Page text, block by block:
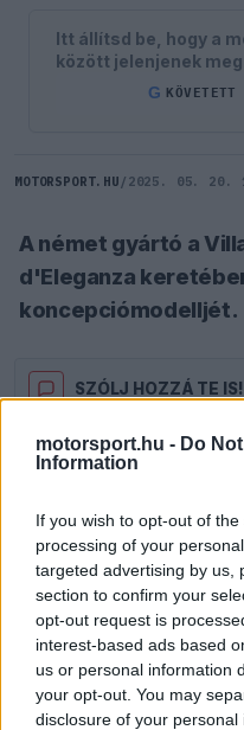
motorsport.hu - Do
Information
If you wish to opt-out of
processing of your
targeted advertising by us,
section to confirm your
opt-out request is
interest-based ads based
us or personal information
your opt-out. You may
disclosure of your
Itt állítsd be, hogy a
között jelenjenek
G
MOTORSPORT.HU / 2025. 05. 20.
A német gyártó a
d'Eleganza
koncepciómodelljét.
SZÓLJ HOZZÁ TE IS!
A BMW egy izgalmas
új szupersport
nagyközönség előtt.
bejelentés különös
ugyanezen a neves
az R20 Concept